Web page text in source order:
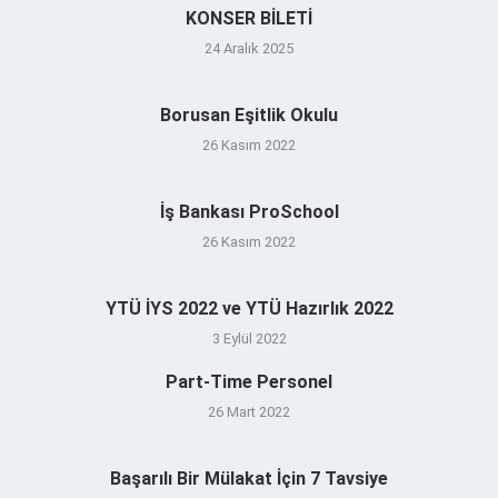
KONSER BİLETİ
24 Aralık 2025
Borusan Eşitlik Okulu
26 Kasım 2022
İş Bankası ProSchool
26 Kasım 2022
YTÜ İYS 2022 ve YTÜ Hazırlık 2022
3 Eylül 2022
Part-Time Personel
26 Mart 2022
Başarılı Bir Mülakat İçin 7 Tavsiye